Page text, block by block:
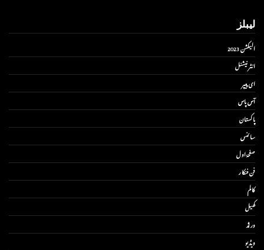
لیبلز
الیکشن 2023
انٹر نیشنل
ای پیپر
آس پاس
پاکستان
سائنس
صفحۂ اول
فن فنکار
کالم
کھیل
ورلڈ
ویڈیو